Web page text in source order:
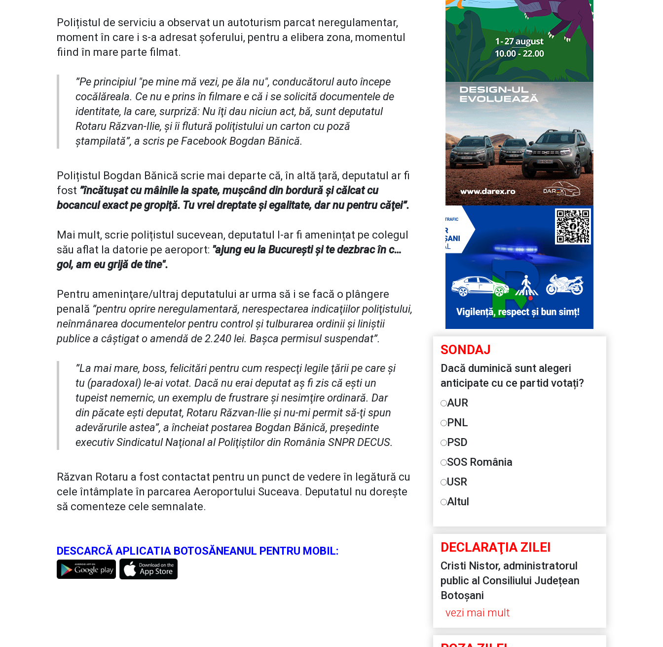
Polițistul de serviciu a observat un autoturism parcat neregulamentar,
moment în care i s-a adresat șoferului, pentru a elibera zona, momentul
fiind în mare parte filmat.
”Pe principiul "pe mine mă vezi, pe ăla nu", conducătorul auto începe
cocălăreala. Ce nu e prins în filmare e că i se solicită documentele de
identitate, la care, surpriză: Nu îţi dau niciun act, bă, sunt deputatul
Rotaru Răzvan-Ilie, şi îi flutură poliţistului un carton cu poză
ştampilată”, a scris pe Facebook Bogdan Bănică.
Polițistul Bogdan Bănică scrie mai departe că, în altă țară, deputatul ar fi
fost ”încătuşat cu mâinile la spate, muşcând din bordură şi călcat cu
bocancul exact pe gropiţă. Tu vrei dreptate şi egalitate, dar nu pentru căţei”.
Mai mult, scrie polițistul sucevean, deputatul l-ar fi amenințat pe colegul
său aflat la datorie pe aeroport: "ajung eu la Bucureşti şi te dezbrac în c…
gol, am eu grijă de tine".
Pentru ameninţare/ultraj deputatului ar urma să i se facă o plângere
penală ”pentru oprire neregulamentară, nerespectarea indicaţiilor poliţistului,
neînmânarea documentelor pentru control şi tulburarea ordinii şi liniştii
publice a câştigat o amendă de 2.240 lei. Başca permisul suspendat”.
”La mai mare, boss, felicitări pentru cum respecţi legile ţării pe care şi
tu (paradoxal) le-ai votat. Dacă nu erai deputat aş fi zis că eşti un
tupeist nemernic, un exemplu de frustrare şi nesimţire ordinară. Dar
din păcate eşti deputat, Rotaru Răzvan-Ilie şi nu-mi permit să-ţi spun
adevărurile astea”, a încheiat postarea Bogdan Bănică, preşedinte
executiv Sindicatul Naţional al Poliţiştilor din România SNPR DECUS.
Răzvan Rotaru a fost contactat pentru un punct de vedere în legătură cu
cele întâmplate în parcarea Aeroportului Suceava. Deputatul nu dorește
să comenteze cele semnalate.
DESCARCĂ APLICATIA BOTOSĂNEANUL PENTRU MOBIL:
SONDAJ
Dacă duminică sunt alegeri
anticipate cu ce partid votați?
AUR
PNL
PSD
SOS România
USR
Altul
DECLARAŢIA ZILEI
Cristi Nistor, administratorul
public al Consiliului Județean
Botoșani
vezi mai mult